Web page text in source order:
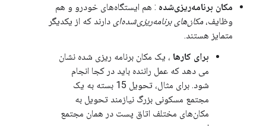
مکان برنامه‌ریزی‌شده : هم ایستگاه‌های خودرو و هم
وظایف، مکان‌های برنامه‌ریزی‌شده‌ای دارند که از یکدیگر
متمایز هستند.
برای کارها ، یک مکان برنامه ریزی شده نشان
می دهد که عمل راننده باید در کجا انجام
شود. برای مثال، تحویل 15 بسته به یک
مجتمع مسکونی بزرگ نیازمند تحویل به
مکان‌های مختلف اتاق پست در همان مجتمع